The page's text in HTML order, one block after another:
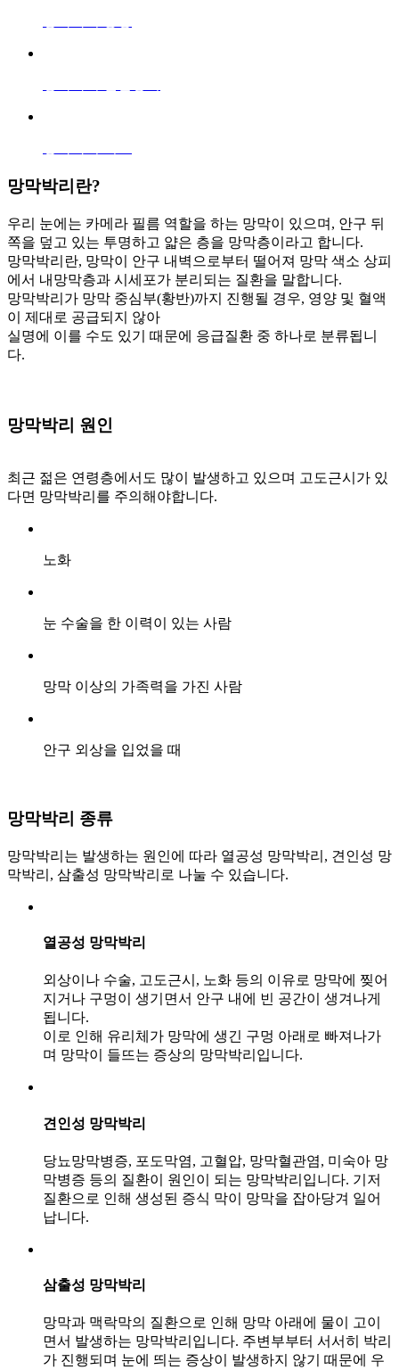
망막박리 란?
우리 눈에는 카메라 필름 역할을 하는 망막이 있으며, 안구 뒤
쪽을 덮고 있는 투명하고 얇은 층을 망막층이라고 합니다.
망막박리란, 망막이 안구 내벽으로부터 떨어져 망막 색소 상피
에서 내망막층과 시세포가 분리되는 질환을 말합니다.
망막박리가 망막 중심부(황반)까지 진행될 경우, 영양 및 혈액
이 제대로 공급되지 않아
실명에 이를 수도 있기 때문에 응급질환 중 하나로 분류됩니
다.
망막박리 원인
최근 젊은 연령층에서도 많이 발생하고 있으며 고도근시가 있
다면 망막박리를 주의해야합니다.
노화
눈 수술을 한 이력이 있는 사람
망막 이상의 가족력을 가진 사람
안구 외상을 입었을 때
망막박리 종류
망막박리는 발생하는 원인에 따라 열공성 망막박리, 견인성 망
막박리, 삼출성 망막박리로 나눌 수 있습니다.
열공성 망막박리
외상이나 수술, 고도근시, 노화 등의 이유로 망막에 찢어
지거나 구멍이 생기면서 안구 내에 빈 공간이 생겨나게
됩니다.
이로 인해 유리체가 망막에 생긴 구멍 아래로 빠져나가
며 망막이 들뜨는 증상의 망막박리입니다.
견인성 망막박리
당뇨망막병증, 포도막염, 고혈압, 망막혈관염, 미숙아 망
막병증 등의 질환이 원인이 되는 망막박리입니다. 기저
질환으로 인해 생성된 증식 막이 망막을 잡아당겨 일어
납니다.
삼출성 망막박리
망막과 맥락막의 질환으로 인해 망막 아래에 물이 고이
면서 발생하는 망막박리입니다. 주변부부터 서서히 박리
가 진행되며 눈에 띄는 증상이 발생하지 않기 때문에 우